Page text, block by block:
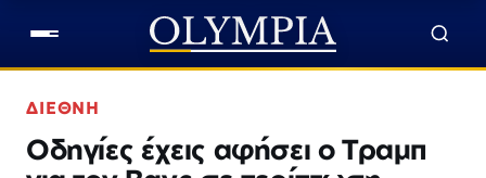
ΔΙΕΘΝΗ
Οδηγίες έχεις αφήσει ο Τραμπ